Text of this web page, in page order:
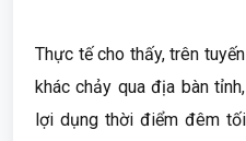
Thực tế cho thấy, trên
khác chảy qua địa bàn
lợi dụng thời điểm đêm